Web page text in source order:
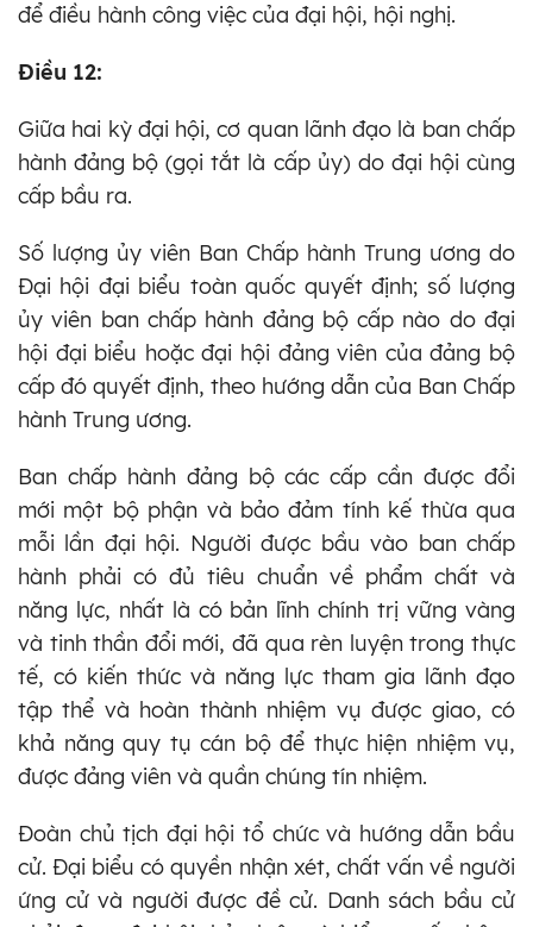
để điều hành công việc của đại hội, hội nghị.
Điều 12:
Giữa hai kỳ đại hội, cơ quan lãnh đạo là ban chấp
hành đảng bộ (gọi tắt là cấp ủy) do đại hội cùng
cấp bầu ra.
Số lượng ủy viên Ban Chấp hành Trung ương do
Đại hội đại biểu toàn quốc quyết định; số lượng
ủy viên ban chấp hành đảng bộ cấp nào do đại
hội đại biểu hoặc đại hội đảng viên của đảng bộ
cấp đó quyết định, theo hướng dẫn của Ban Chấp
hành Trung ương.
Ban chấp hành đảng bộ các cấp cần được đổi
mới một bộ phận và bảo đảm tính kế thừa qua
mỗi lần đại hội. Người được bầu vào ban chấp
hành phải có đủ tiêu chuẩn về phẩm chất và
năng lực, nhất là có bản lĩnh chính trị vững vàng
và tinh thần đổi mới, đã qua rèn luyện trong thực
tế, có kiến thức và năng lực tham gia lãnh đạo
tập thể và hoàn thành nhiệm vụ được giao, có
khả năng quy tụ cán bộ để thực hiện nhiệm vụ,
được đảng viên và quần chúng tín nhiệm.
Đoàn chủ tịch đại hội tổ chức và hướng dẫn bầu
cử. Đại biểu có quyền nhận xét, chất vấn về người
ứng cử và người được đề cử. Danh sách bầu cử